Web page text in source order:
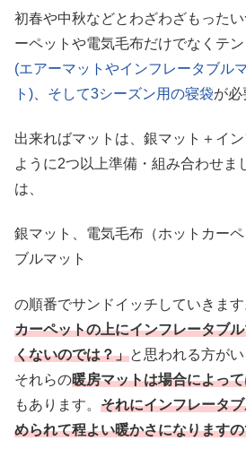
初春や中秋などとわざわざもった
ーペットや電気毛布だけでなくテ
(エアーマットやインフレータブル
ト)
そして3シーズン用の寝袋が必
出来ればマットは、銀マット＋イ
ように2つ以上準備・組み合わせま
は、
銀マット、電気毛布（ホットカー
ブルマット
の順番でサンドイッチしていきます
カーペットの上にインフレータブ
くないのでは？」と思われる方が
それらの暖房マットは場合によっ
もあります。 それにインフレータ
められて程よい暖かさになります